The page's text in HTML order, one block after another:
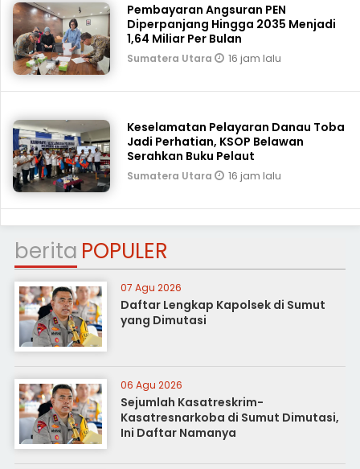
Pembayaran Angsuran PEN
Diperpanjang Hingga 2035 Menjadi
1,64 Miliar Per Bulan
Sumatera Utara 16 jam lalu
Keselamatan Pelayaran Danau Toba
Jadi Perhatian, KSOP Belawan
Serahkan Buku Pelaut
Sumatera Utara 16 jam lalu
berita POPULER
07 Agu 2026
Daftar Lengkap Kapolsek di Sumut
yang Dimutasi
06 Agu 2026
Sejumlah Kasatreskrim-
Kasatresnarkoba di Sumut Dimutasi,
Ini Daftar Namanya